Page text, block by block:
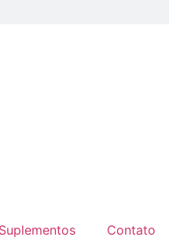
Suplementos Contato